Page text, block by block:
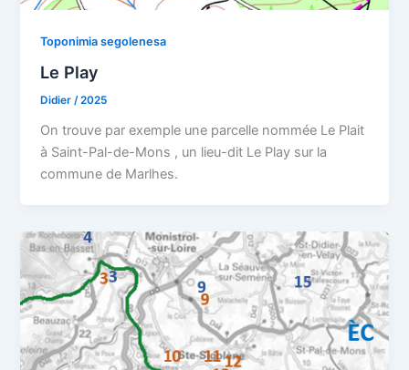
Toponimia segolenesa
Le Play
Didier/2025
On trouve par exemple une parcelle nommée Le Plait
à Saint-Pal-de-Mons , un lieu-dit Le Play sur la
commune de Marlhes.